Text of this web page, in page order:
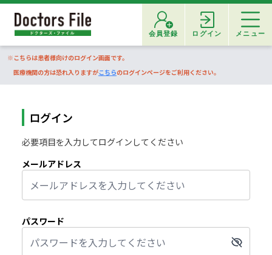
会員登録 ログイン メニュー
※こちらは患者様向けのログイン画面です。
医療機関の方は恐れ入りますがこちらのログインページをご利用ください。
ログイン
必要項目を入力してログインしてください
メールアドレス
パスワード